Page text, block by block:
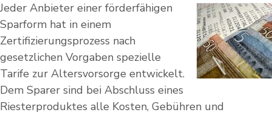
Jeder Anbieter einer förderfähigen
Sparform hat in einem
Zertifizierungsprozess nach
gesetzlichen Vorgaben spezielle
Tarife zur Altersvorsorge entwickelt.
Dem Sparer sind bei Abschluss eines
Riesterproduktes alle Kosten, Gebühren und